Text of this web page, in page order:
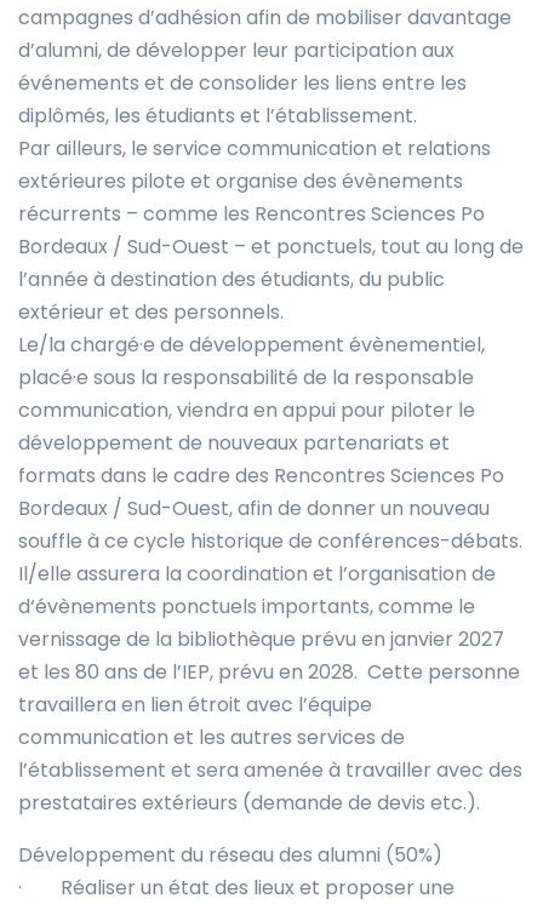
campagnes d’adhésion afin de mobiliser davantage
d’alumni, de développer leur participation aux
événements et de consolider les liens entre les
diplômés, les étudiants et l’établissement.
Par ailleurs, le service communication et relations
extérieures pilote et organise des évènements
récurrents – comme les Rencontres Sciences Po
Bordeaux / Sud-Ouest – et ponctuels, tout au long de
l’année à destination des étudiants, du public
extérieur et des personnels.
Le/la chargé·e de développement évènementiel,
placé·e sous la responsabilité de la responsable
communication, viendra en appui pour piloter le
développement de nouveaux partenariats et
formats dans le cadre des Rencontres Sciences Po
Bordeaux / Sud-Ouest, afin de donner un nouveau
souffle à ce cycle historique de conférences-débats.
Il/elle assurera la coordination et l’organisation de
d‘évènements ponctuels importants, comme le
vernissage de la bibliothèque prévu en janvier 2027
et les 80 ans de l’IEP, prévu en 2028. Cette personne
travaillera en lien étroit avec l’équipe
communication et les autres services de
l’établissement et sera amenée à travailler avec des
prestataires extérieurs (demande de devis etc.).
Développement du réseau des alumni (50%)
· Réaliser un état des lieux et proposer une